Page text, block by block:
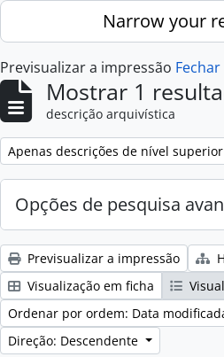
Skip to main contentNarrow your
Previsualizar a impressão Fechar
Mostrar 1
descrição arquivística
Remove filter:
Apenas descrições de nível superior
Opções de pesquisa
Previsualizar a impressão
Visualização em ficha
Ordenar por ordem: Data
Direção: Descendente